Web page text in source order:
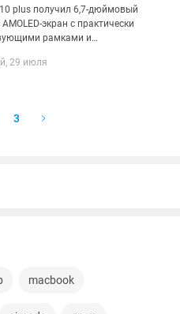
plus получил 6,7-дюймовый
экран с практически
рамками и
3040 x 1440 пикселей,
29 июля
3
macbook